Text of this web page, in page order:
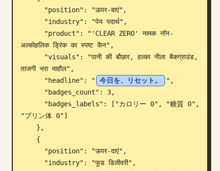
अल्कोहलिक ड्रिंक का स्पष्ट कैन",
ताजगी भरा माहौल",
      "headline": "
今日を、リセット。
",
"プリン体 0"]